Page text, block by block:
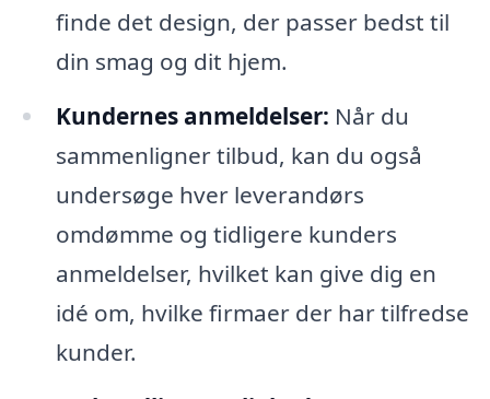
finde det design, der passer bedst til
din smag og dit hjem.
Kundernes anmeldelser: Når du
sammenligner tilbud, kan du også
undersøge hver leverandørs
omdømme og tidligere kunders
anmeldelser, hvilket kan give dig en
idé om, hvilke firmaer der har tilfredse
kunder.